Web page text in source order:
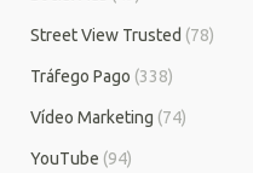
Street View Trusted (78)
Tráfego Pago (338)
Vídeo Marketing (74)
YouTube (94)